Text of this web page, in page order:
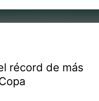
récord de más